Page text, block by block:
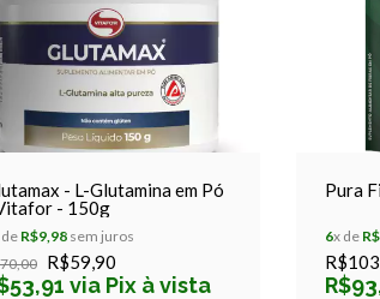
- L-Glutamina em Pó
- 150g
R$9,98 sem juros
R$59,90
via Pix à vista
Pura
6x de